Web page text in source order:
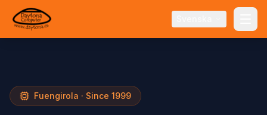
Fuengirola · Since 1999